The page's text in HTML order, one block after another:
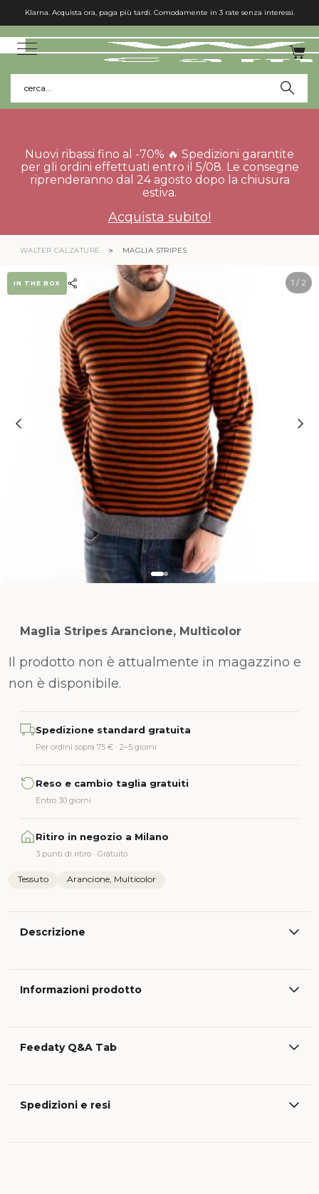
Klarna. Acquista ora, paga più tardi. Comodamente in 3 rate senza interessi.
cerca...
Nuovi ribassi fino al -70% 🔥 Spedizioni garantite
per gli ordini effettuati entro il 5/08. Le consegne
riprenderanno dal 24 agosto dopo la chiusura
estiva.
Acquista subito!
WALTER CALZATURE MAGLIA STRIPES
1 / 2
IN THE BOX
Maglia Stripes Arancione, Multicolor
Il prodotto non è attualmente in magazzino e
non è disponibile.
Spedizione standard gratuita
Per ordini sopra 75 € · 2–5 giorni
Reso e cambio taglia gratuiti
Entro 30 giorni
Ritiro in negozio a Milano
3 punti di ritiro · Gratuito
Tessuto Arancione, Multicolor
Descrizione
Informazioni prodotto
Feedaty Q&A Tab
Spedizioni e resi